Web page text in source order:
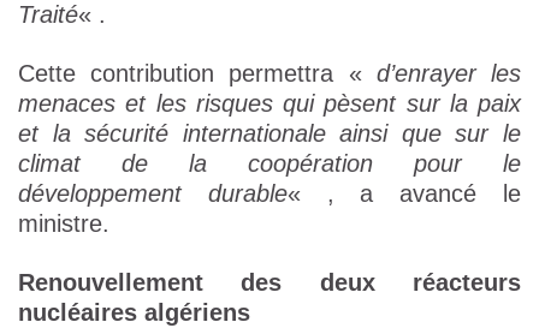
Traité« .
Cette contribution permettra « d’enrayer les
menaces et les risques qui pèsent sur la paix
et la sécurité internationale ainsi que sur le
climat de la coopération pour le
développement durable« , a avancé le
ministre.
Renouvellement des deux réacteurs
nucléaires algériens